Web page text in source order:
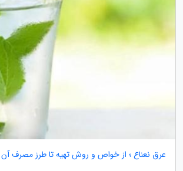
عرق نعناع ؛ از خواص و روش تهیه تا طرز مصرف آن